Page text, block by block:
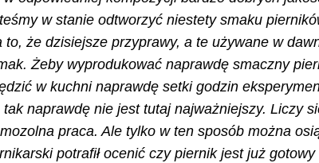
w stanie odtworzyć niestety smaku
że dzisiejsze przyprawy, a te używane w
Żeby wyprodukować naprawdę smaczny
w kuchni naprawdę setki godzin
tak naprawdę nie jest tutaj najważniejszy. Liczy
praca. Ale tylko w ten sposób można
potrafił ocenić czy piernik jest już